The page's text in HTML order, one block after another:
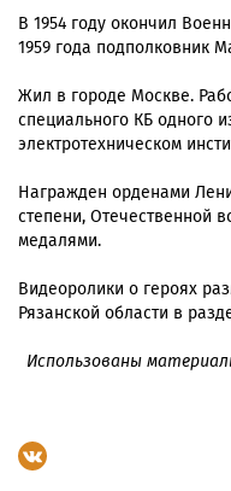
В 1954 году окончил
1959 года подполковник
Жил в городе Москве.
специального КБ одного
электротехническом
Награжден орденами
степени, Отечественной
медалями.
Видеоролики о героях
Рязанской области в
Использованы